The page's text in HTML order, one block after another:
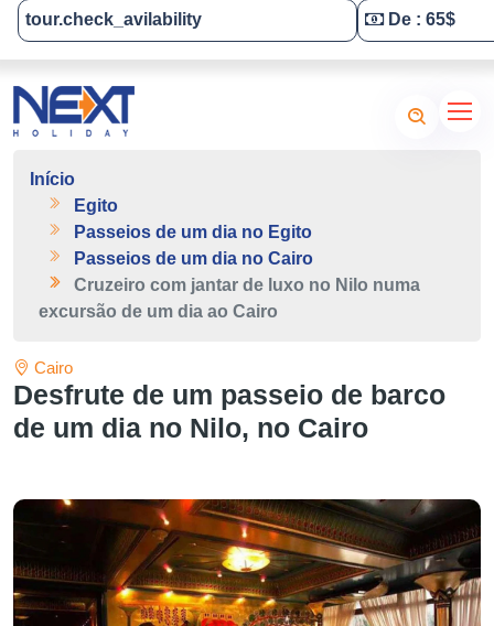
Tailor-Made Your Tour
Início
Egito
Passeios de um dia no Egito
Passeios de um dia no Cairo
Cruzeiro com jantar de luxo no Nilo numa
excursão de um dia ao Cairo
tour.check_avilability De : 65$
Cairo
Desfrute de um passeio de barco
de um dia no Nilo, no Cairo